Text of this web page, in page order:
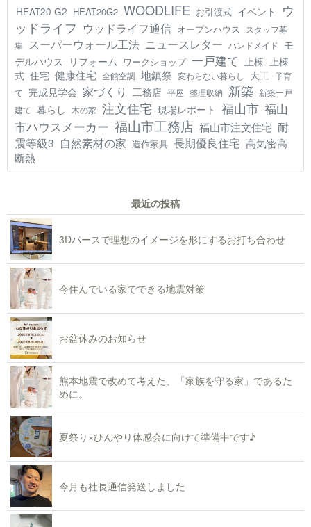
HEAT20 G2 HEAT20G2 WOODLIFE お引渡式 イベント
ウ
ッドライフ ウッドライフ通信 オープンハウス
スタッフ募
集 スーパーウォール工法 ニュースレター ハンドメイド モ
デルハウス
リフォーム ワークショップ 一戸建て 上棟 上棟
式 住宅 健康住宅 全館空調 地鎮祭 変わらない暮らし 大工 子育
て 完成見学会 家づくり 工務店 平屋 整理収納 新築 新築一戸
建て 暮らし 木の家 注文住宅 現場レポート 福山市 福山
市ハウスメーカー 福山市工務店 福山市注文住宅 耐
震等級3 自然素材の家 造作家具 長期優良住宅 高気密高
断熱
最近の投稿
3Dパースで理想のイメージを形にするお打ち合わせ
今住んでいる家でできる地震対策
お盆休みのお知らせ
熊本地震で改めて考えた、「家族を守る家」であるた
めに。
夏祭り×ひんやり体感会に向けて準備中です♪
今月も社長通信発送しました